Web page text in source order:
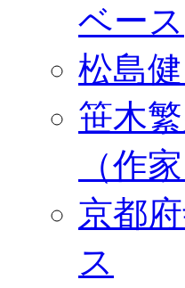
ベース
松島
笹木
（作
京都
ス